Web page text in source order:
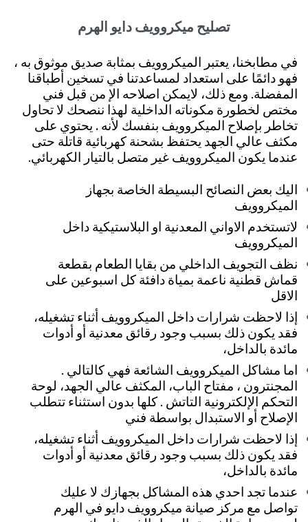
تصليح ميكروويف دايو الهرم
في مطابخنا، يعتبر الميكروويف بمثابة صديق موثوق به ،
فهو دائمًا على استعداد لمساعدتنا في تسخين أطباقنا
المفضلة. ومع ذلك، لايمكن اصلاحه الإ من قبل فني
مختص لخطورة مكوناته الداخلية لهذا ننصحك لا تحاول
تخاطر بإصلاح الميكروويف بنفسك لأنه . يحتوي على
مكثف عالي الجهد يحتفظ بشحنة كهربائية قاتلة حتى
عندما يكون الميكروويف غير متصل بالتيار الكهربائي.
اليك بعض النصائح البسيطة الخاصة بجهاز
الميكروويف
لاتستخدم الاواني المعدنية او البلاستيكية داخل
الميكروويف
نظف التجويف الداخلي من بقايا الطعام بقطعة
قماش قطنية ناعمة بمياة دافئة كل اسبوعين على
الاقل
إذا لاحظت شرارات داخل الميكروويف أثناء تشغيله،
فقد يكون ذلك بسبب وجود رقائق معدنية أو أدوات
مائدة بالداخل،
اما مشاكل الميكروويف الشائعة فهي كالتالي .
المجنترون ، مفتاح الباب، المكثف عالي الجهد، لوحة
التحكم الإلكترونية التاتش . كلها بدون استثناء تتطلب
الإصلاح أو الاستبدال بواسطة فني
إذا لاحظت شرارات داخل الميكروويف أثناء تشغيله،
فقد يكون ذلك بسبب وجود رقائق معدنية أو أدوات
مائدة بالداخل،
عندما تجد احدي هذه المشاكل بجهازك لا عليك
تواصل مع مركز صيانة ميكروويف دايو في الهرم